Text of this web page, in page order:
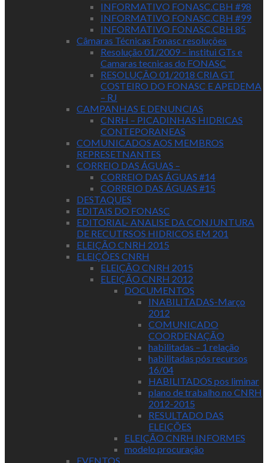
INFORMATIVO FONASC.CBH #98
INFORMATIVO FONASC.CBH #99
INFORMATIVO FONASC.CBH 85
Câmaras Técnicas Fonasc resoluções
Resolução 01/2009 – institui GTs e
Camaras tecnicas do FONASC
RESOLUÇÂO 01/2018 CRIA GT
COSTEIRO DO FONASC E APEDEMA
– RJ
CAMPANHAS E DENUNCIAS
CNRH – PICADINHAS HIDRICAS
CONTEPORANEAS
COMUNICADOS AOS MEMBROS
REPRESETNANTES
CORREIO DAS ÁGUAS –
CORREIO DAS ÁGUAS #14
CORREIO DAS ÁGUAS #15
DESTAQUES
EDITAIS DO FONASC
EDITORIAL- ANALISE DA CONJUNTURA
DE RECUTRSOS HIDRICOS EM 201
ELEIÇÃO CNRH 2015
ELEIÇÕES CNRH
ELEIÇÃO CNRH 2015
ELEIÇÃO CNRH 2012
DOCUMENTOS
INABILITADAS-Março
2012
COMUNICADO
COORDENAÇÃO
habilitadas – 1 relação
habilitadas pós recursos
16/04
HABILITADOS pos liminar
plano de trabalho no CNRH
2012-2015
RESULTADO DAS
ELEIÇÕES
ELEIÇÃO CNRH INFORMES
modelo procuração
EVENTOS